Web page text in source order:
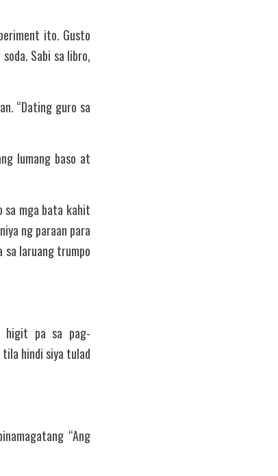
ito. Gusto
Sabi sa libro,
“Dating guro sa
lumang baso at
sa mga bata kahit
ng paraan para
sa laruang trumpo
higit pa sa pag-
tila hindi siya tulad
“Ang